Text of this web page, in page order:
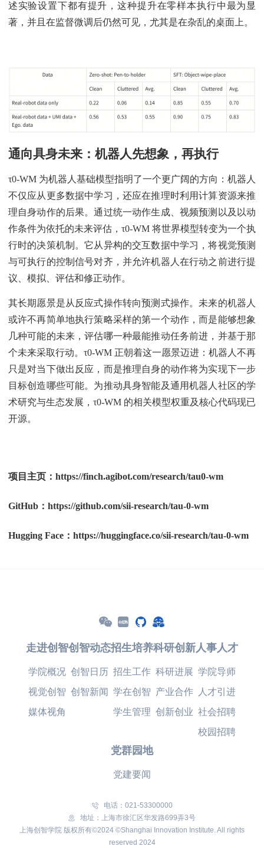
述实验设置下都有提升，这种提升在零样本执行中最为显
著，并且在监督微调后仍然可见，尤其是在杂乱的桌面上。
通向具身未来：机器人先想象，再执行
τ0-WM 为机器人基础模型指明了一个更广阔的方向：机器人
不仅应从更多数据中学习，还应在推理时利用计算资源来推
理自身动作的后果。通过统一动作生成、视频预测以及以动
作条件为依托的未来评估，τ0-WM 将世界模型转变为一个执
行时的决策机制。它从异构的交互数据中学习，将视觉预测
与可执行的控制信号对齐，并允许机器人在行动之前进行提
议、模拟、评估和修正动作。
其长期愿景是从反应式操作转向预测式操作。未来的机器人
或许不再简单地执行策略采样的第一个动作，而是能够想象
几种可能的未来，评估哪一种最能推动任务前进，并基于那
个未来采取行动。τ0-WM 正朝着这一愿景迈进：机器人不再
只是对当下做出反应，而是推理自身的动作将为实现下一步
目标创造哪些可能。为推动具身智能及通用机器人社区的学
术研究与生态发展，τ0-WM 的相关模型权重及核心代码现已
开源。
项目主页：https://finch.agibot.com/research/tau0-wm
GitHub：https://github.com/sii-research/tau-0-wm
Hugging Face：https://huggingface.co/sii-research/tau-0-wm
走进创智
学院概况
视觉创智
媒体视角
创智动态
创智日历
创智新闻
招生培养
招生工作
学在创智
学生管理
科研创新
科研进展
产业合作
创新创业
人事人才
学院导师
人才引进
社会招聘
校园招聘
党群园地
党建要闻
电话：021-53300000
地址：上海市徐汇区华发路699弄3号
上海创智学院 版权所有©2024 ©Shanghai Innovation Institute. All rights
reserved 2024